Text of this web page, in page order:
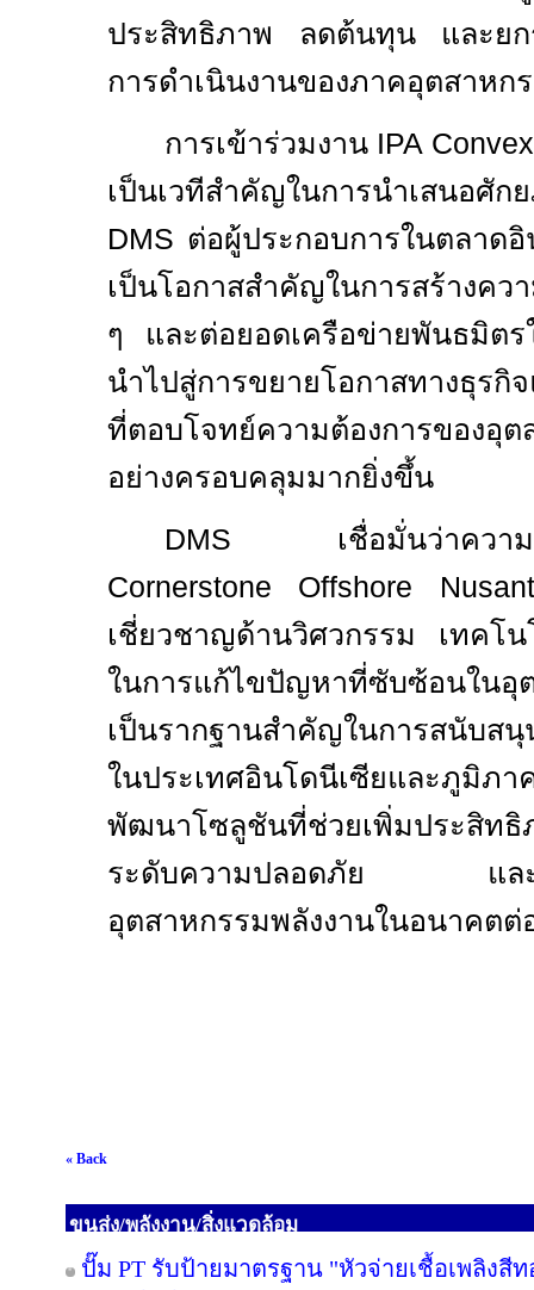
ประสิทธิภาพ ลดต้นทุน และยก
การดำเนินงานของภาคอุตสาหก
การเข้าร่วมงาน IPA
เป็นเวทีสำคัญในการนำเสนอศัก
DMS ต่อผู้ประกอบการในตลาด
เป็นโอกาสสำคัญในการสร้างคว
ๆ และต่อยอดเครือข่ายพันธมิต
นำไปสู่การขยายโอกาสทางธุรกิ
ที่ตอบโจทย์ความต้องการของอุต
อย่างครอบคลุมมากยิ่งขึ้น
DMS เชื่อมั่นว่าควา
Cornerstone Offshore
เชี่ยวชาญด้านวิศวกรรม เทคโ
ในการแก้ไขปัญหาที่ซับซ้อนในอุ
เป็นรากฐานสำคัญในการสนับสนุ
ในประเทศอินโดนีเซียและภูมิภ
พัฒนาโซลูชันที่ช่วยเพิ่มประสิทธิ
ระดับความปลอดภัย และส
อุตสาหกรรมพลังงานในอนาคตต่
« Back
ขนส่ง/พลังงาน/สิ่งแวดล้อม
ปั๊ม PT รับป้ายมาตรฐาน "หัวจ่ายเชื้อเพลิงสี